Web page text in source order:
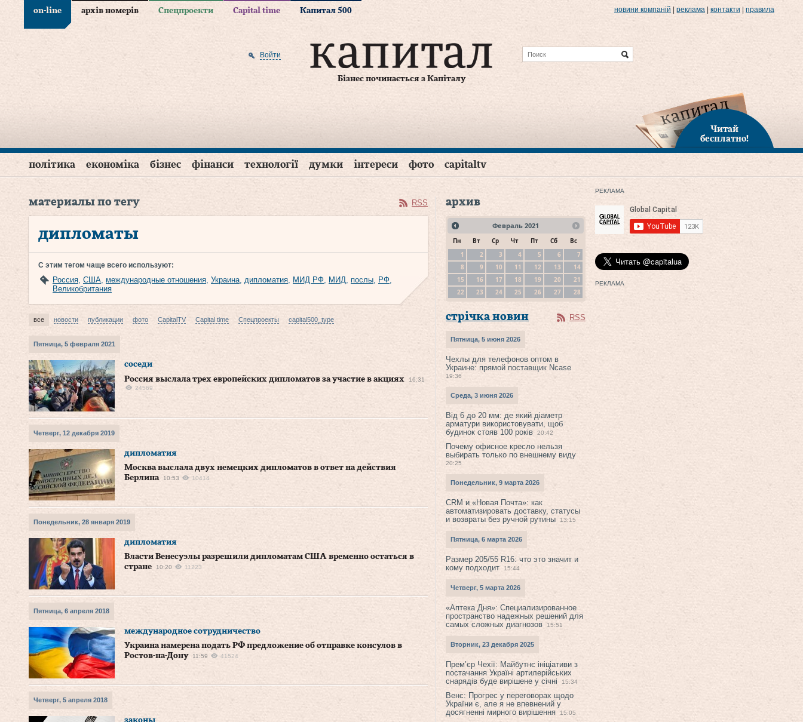
on-line архів номерів Спецпроекти Capital time Капитал 500 новини компаній реклама контакти правила
Бізнес починається з Капіталу
Войти
Читай
бесплатно!
політика економіка бізнес фінанси технології думки інтереси фото capitaltv
материалы по тегу RSS
дипломаты
С этим тегом чаще всего используют:
Россия, США, международные отношения, Украина, дипломатия, МИД РФ, МИД, послы, РФ,
Великобритания
все новости публикации фото CapitalTV Capital time Спецпроекты capital500_type
Пятница, 5 февраля 2021
соседи
Россия выслала трех европейских дипломатов за участие в акциях
16:31
24569
Четверг, 12 декабря 2019
дипломатия
Москва выслала двух немецких дипломатов в ответ на действия
Берлина
10:53 10414
Понедельник, 28 января 2019
дипломатия
Власти Венесуэлы разрешили дипломатам США временно остаться в
стране
10:20 11223
Пятница, 6 апреля 2018
международное сотрудничество
Украина намерена подать РФ предложение об отправке консулов в
Ростов-на-Дону
11:59 41524
Четверг, 5 апреля 2018
законы
архив
Февраль 2021
Пн Вт Ср Чт Пт Сб
Вс
1
2 3 4 5 6
7
8
9 10 11 12 13
14
15
16 17 18 19 20
21
22
23 24 25 26 27 28
стрічка новин RSS
Пятница, 5 июня 2026
Чехлы для телефонов оптом в
Украине: прямой поставщик Ncase
19:36
Среда, 3 июня 2026
Від 6 до 20 мм: де який діаметр
арматури використовувати, щоб
будинок стояв 100 років
20:42
Почему офисное кресло нельзя
выбирать только по внешнему виду
20:25
Понедельник, 9 марта 2026
CRM и «Новая Почта»: как
автоматизировать доставку, статусы
и возвраты без ручной рутины
13:15
Пятница, 6 марта 2026
Размер 205/55 R16: что это значит и
кому подходит
15:44
Четверг, 5 марта 2026
«Аптека Дня»: Специализированное
пространство надежных решений для
самых сложных диагнозов
15:51
Вторник, 23 декабря 2025
Прем’єр Чехії: Майбутнє ініціативи з
постачання Україні артилерійських
снарядів буде вирішене у січні
15:34
Венс: Прогрес у переговорах щодо
України є, але я не впевнений у
досягненні мирного вирішення
15:05
РЕКЛАМА
РЕКЛАМА